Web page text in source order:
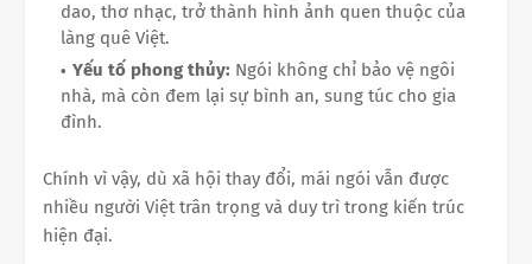
dao, thơ nhạc, trở thành hình ảnh quen thuộc của
làng quê Việt.
Yếu tố phong thủy: Ngói không chỉ bảo vệ ngôi
nhà, mà còn đem lại sự bình an, sung túc cho gia
đình.
Chính vì vậy, dù xã hội thay đổi, mái ngói vẫn được
nhiều người Việt trân trọng và duy trì trong kiến trúc
hiện đại.